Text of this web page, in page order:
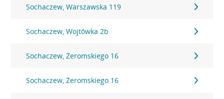
Sochaczew, Warszawska 119
Sochaczew, Wojtówka 2b
Sochaczew, Żeromskiego 16
Sochaczew, Żeromskiego 16